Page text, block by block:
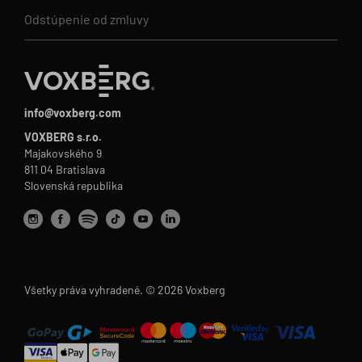
info@voxberg.com
VOXBERG s.r.o.
Majakovského 9
811 04 Bratislava
Slovenská republika
Odstúpenie od zmluvy
Všetky práva vyhradené. © 2026 Voxberg